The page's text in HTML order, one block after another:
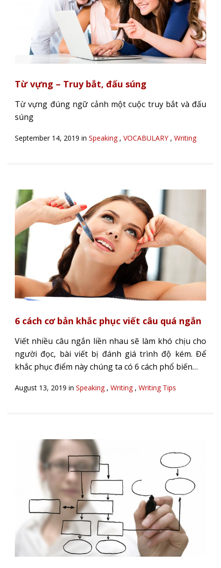
Từ vựng – Truy bắt, đấu súng
Từ vựng đúng ngữ cảnh một cuộc truy bắt và đấu
súng
September 14, 2019 in Speaking, VOCABULARY, Writing
6 cách cơ bản khắc phục viết câu quá ngắn
Viết nhiều câu ngắn liền nhau sẽ làm khó chịu cho
người đọc, bài viết bị đánh giá trình độ kém. Để
khắc phục điểm này chúng ta có 6 cách phổ biến…
August 13, 2019 in Speaking, Writing, Writing Tips